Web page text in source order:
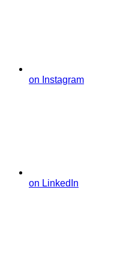
on Instagram
on LinkedIn